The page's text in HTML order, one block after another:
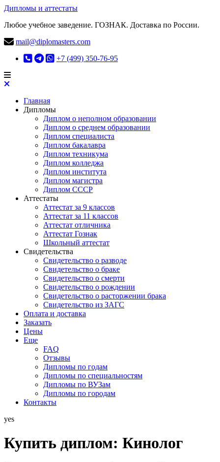
Дипломы и аттестаты
Любое учебное заведение. ГОЗНАК. Доставка по России.
mail@diplomasters.com
+7 (499) 350-76-95
Главная
Дипломы
Диплом о неполном образовании
Диплом о среднем образовании
Диплом специалиста
Диплом бакалавра
Диплом техникума
Диплом колледжа
Диплом института
Диплом магистра
Диплом СССР
Аттестаты
Аттестат за 9 классов
Аттестат за 11 классов
Аттестат отличника
Аттестат Гознак
Школьный аттестат
Свидетельства
Свидетельство о разводе
Свидетельство о браке
Свидетельство о смерти
Свидетельство о рождении
Свидетельство о расторжении брака
Свидетельство из ЗАГС
Оплата и доставка
Заказать
Цены
Еще
FAQ
Отзывы
Дипломы по годам
Дипломы по специальностям
Дипломы по ВУЗам
Дипломы по городам
Контакты
yes
Купить диплом: Кинолог